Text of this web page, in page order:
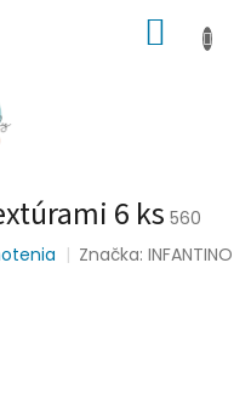
6 ks 560
Značka:INFANTINO